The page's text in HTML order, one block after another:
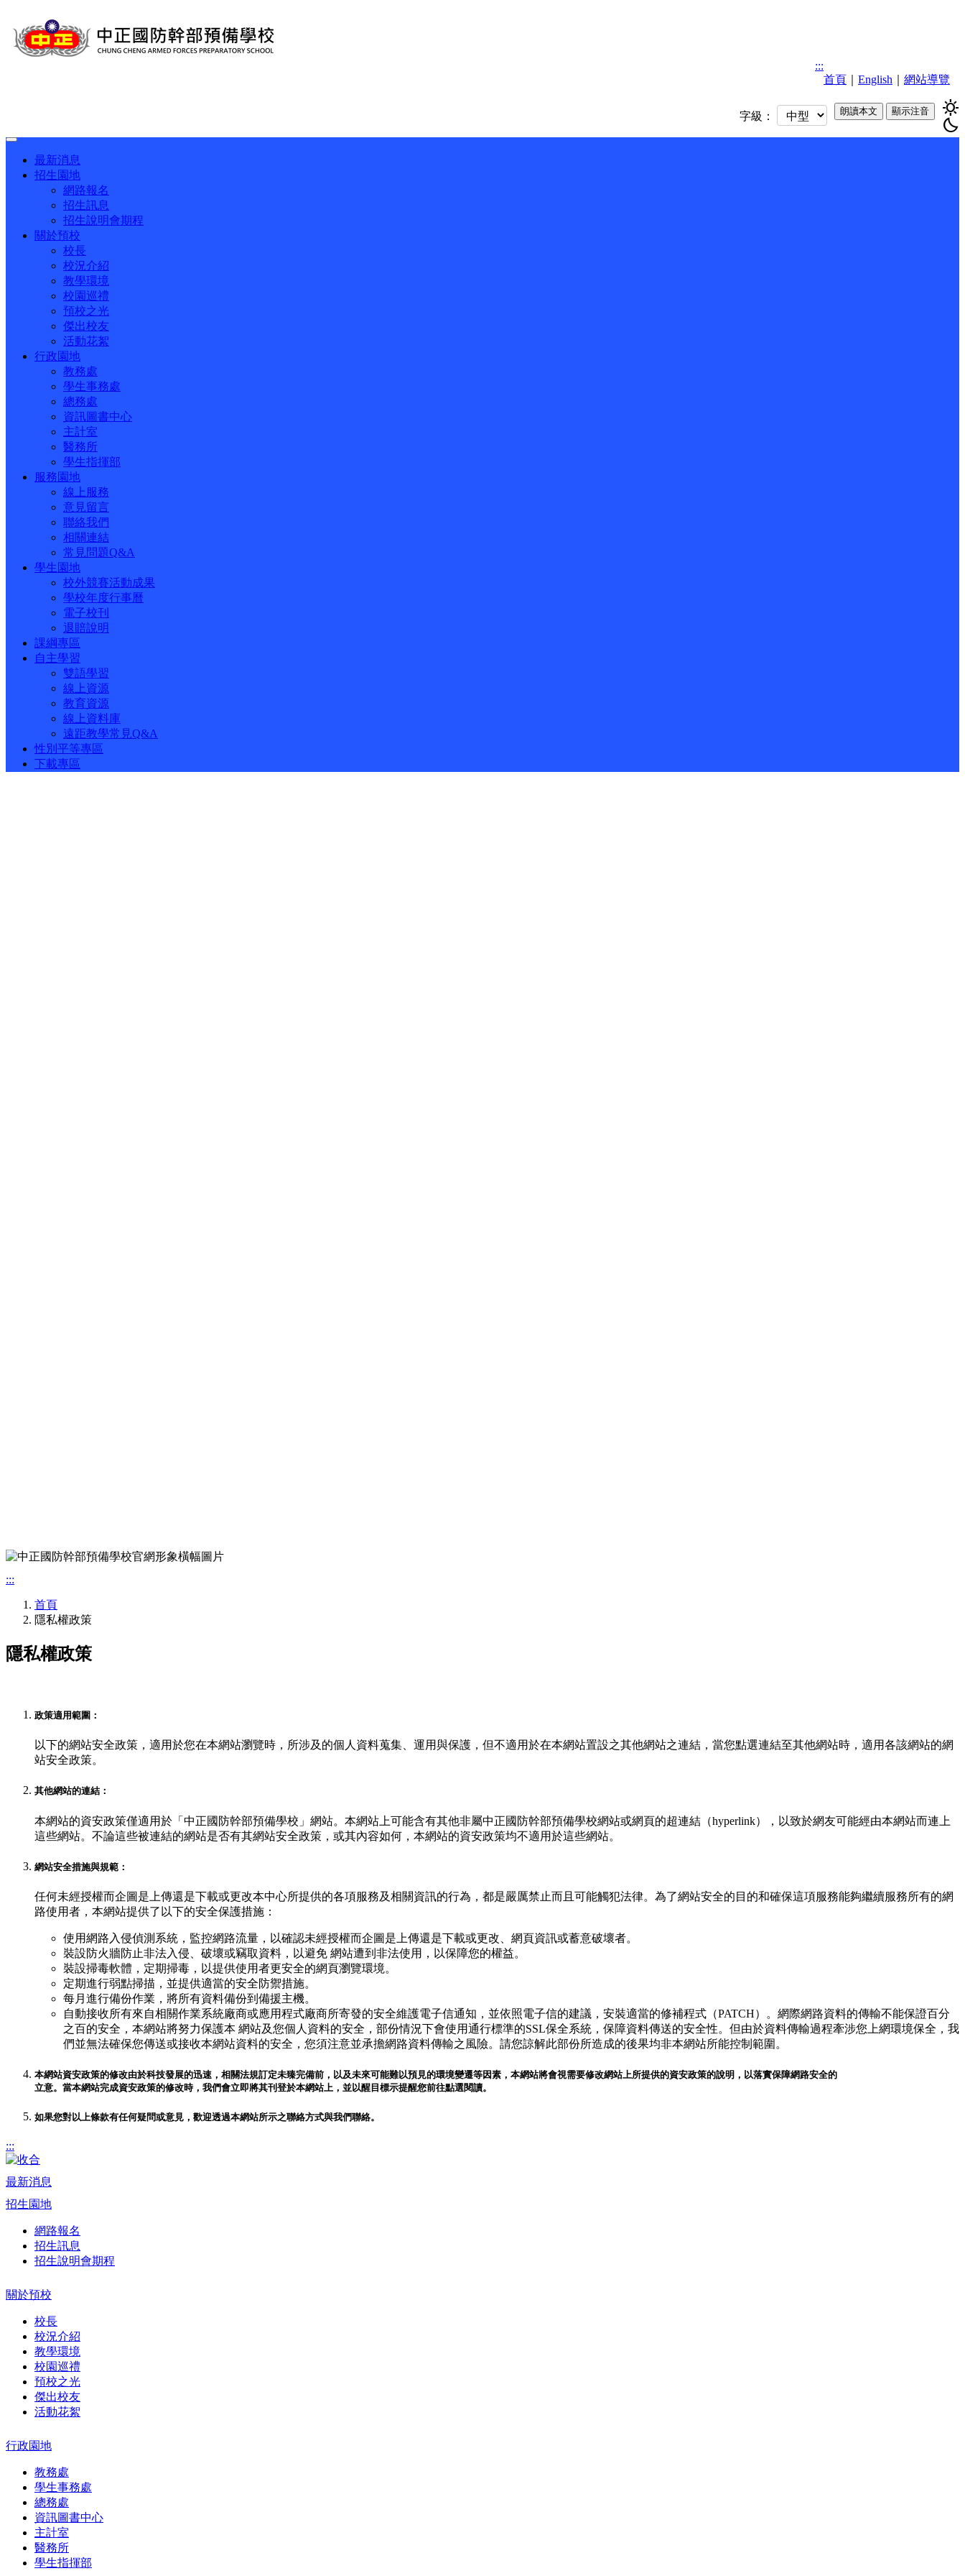
首頁 English 網站導覽
:::
sunny
bedtime
朗讀本文 顯示注音
字級：
Toggle
navigation最新消息
招生園地
網路報名
招生訊息
招生說明會期程
關於預校
校長
校況介紹
教學環境
校園巡禮
預校之光
傑出校友
活動花絮
行政園地
教務處
學生事務處
總務處
資訊圖書中心
主計室
醫務所
學生指揮部
服務園地
線上服務
意見留言
聯絡我們
相關連結
常見問題Q&A
學生園地
校外競賽活動成果
學校年度行事曆
電子校刊
退賠說明
課綱專區
自主學習
雙語學習
線上資源
教育資源
線上資料庫
遠距教學常見Q&A
性別平等專區
下載專區
:::
首頁
隱私權政策
隱私權政策
政策適用範圍：
以下的網站安全政策，適用於您在本網站瀏覽時，所涉及的個人資料蒐集、運用與保護，但不適用於在本網站置設之其他網站之連結，當您點選連結至其他網站時，適用各該網站的網
站安全政策。
其他網站的連結：
本網站的資安政策僅適用於「中正國防幹部預備學校」網站。本網站上可能含有其他非屬中正國防幹部預備學校網站或網頁的超連結（hyperlink），以致於網友可能經由本網站而連上
這些網站。不論這些被連結的網站是否有其網站安全政策，或其內容如何，本網站的資安政策均不適用於這些網站。
網站安全措施與規範：
任何未經授權而企圖是上傳還是下載或更改本中心所提供的各項服務及相關資訊的行為，都是嚴厲禁止而且可能觸犯法律。為了網站安全的目的和確保這項服務能夠繼續服務所有的網
路使用者，本網站提供了以下的安全保護措施：
使用網路入侵偵測系統，監控網路流量，以確認未經授權而企圖是上傳還是下載或更改、網頁資訊或蓄意破壞者。
裝設防火牆防止非法入侵、破壞或竊取資料，以避免 網站遭到非法使用，以保障您的權益。
裝設掃毒軟體，定期掃毒，以提供使用者更安全的網頁瀏覽環境。
定期進行弱點掃描，並提供適當的安全防禦措施。
每月進行備份作業，將所有資料備份到備援主機。
自動接收所有來自相關作業系統廠商或應用程式廠商所寄發的安全維護電子信通知，並依照電子信的建議，安裝適當的修補程式（PATCH）。網際網路資料的傳輸不能保證百分
之百的安全，本網站將努力保護本 網站及您個人資料的安全，部份情況下會使用通行標準的SSL保全系統，保障資料傳送的安全性。但由於資料傳輸過程牽涉您上網環境保全，我
們並無法確保您傳送或接收本網站資料的安全，您須注意並承擔網路資料傳輸之風險。請您諒解此部份所造成的後果均非本網站所能控制範圍。
本網站資安政策的修改由於科技發展的迅速，相關法規訂定未臻完備前，以及未來可能難以預見的環境變遷等因素，本網站將會視需要修改網站上所提供的資安政策的說明，以落實保障網路安全的
立意。當本網站完成資安政策的修改時，我們會立即將其刊登於本網站上，並以醒目標示提醒您前往點選閱讀。
如果您對以上條款有任何疑問或意見，歡迎透過本網站所示之聯絡方式與我們聯絡。
:::
最新消息
招生園地
網路報名
招生訊息
招生說明會期程
關於預校
校長
校況介紹
教學環境
校園巡禮
預校之光
傑出校友
活動花絮
行政園地
教務處
學生事務處
總務處
資訊圖書中心
主計室
醫務所
學生指揮部